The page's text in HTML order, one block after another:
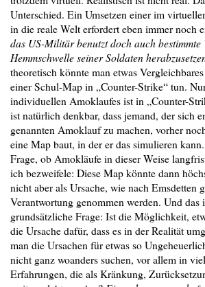
Unterschied. Ein Umsetzen einer im
in die reale Welt erfordert eben immer noch
das US-Militär benutzt doch auch bestimmte
Hemmschwelle seiner Soldaten
theoretisch könnte man etwas
einer Schul-Map in „Counter-Strike“ tun.
individuellen Amoklaufes ist in „Counter-
ist natürlich denkbar, dass jemand, der sich
genannten Amoklauf zu machen, vorher
eine Map baut, in der er das simulieren
Frage, ob Amokläufe in dieser Weise
ich bezweifele: Diese Map könnte dann
nicht aber als Ursache, wie nach Emsdetten
Verantwortung genommen werden. Und
grundsätzliche Frage: Ist die Möglichkeit,
die Ursache dafür, dass es in der Realität
man die Ursachen für etwas so
nicht ganz woanders suchen, vor allem in
Erfahrungen, die als Kränkung,